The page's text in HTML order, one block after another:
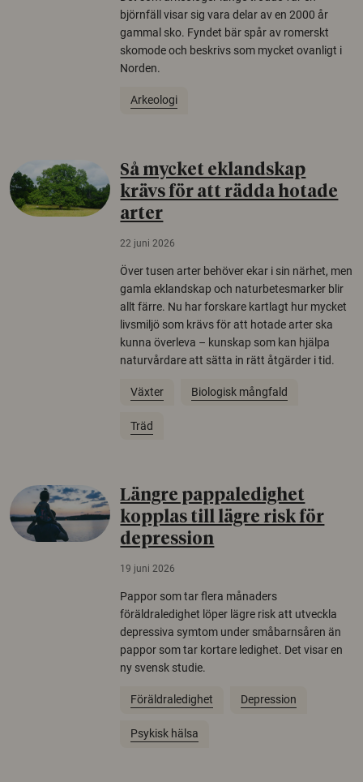
björnfäll visar sig vara delar av en 2000 år
gammal sko. Fyndet bär spår av romerskt
skomode och beskrivs som mycket ovanligt i
Norden.
Arkeologi
Så mycket eklandskap
krävs för att rädda hotade
arter
22 juni 2026
Över tusen arter behöver ekar i sin närhet, men
gamla eklandskap och naturbetesmarker blir
allt färre. Nu har forskare kartlagt hur mycket
livsmiljö som krävs för att hotade arter ska
kunna överleva – kunskap som kan hjälpa
naturvårdare att sätta in rätt åtgärder i tid.
Växter Biologisk mångfald
Träd
Längre pappaledighet
kopplas till lägre risk för
depression
19 juni 2026
Pappor som tar flera månaders
föräldraledighet löper lägre risk att utveckla
depressiva symtom under småbarnsåren än
pappor som tar kortare ledighet. Det visar en
ny svensk studie.
Föräldraledighet Depression
Psykisk hälsa